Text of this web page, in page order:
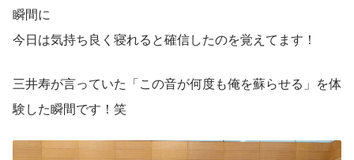
瞬間に
今日は気持ち良く寝れると確信したのを覚えてます！
三井寿が言っていた「この音が何度も俺を蘇らせる」を体
験した瞬間です！笑